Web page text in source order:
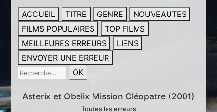
ACCUEIL TITRE GENRE
NOUVEAUTES
FILMS POPULAIRES
TOP FILMS
MEILLEURES ERREURS
LIENS
ENVOYER UNE ERREUR
Asterix et Obelix Mission Cléopatre (2001)
Toutes les erreurs